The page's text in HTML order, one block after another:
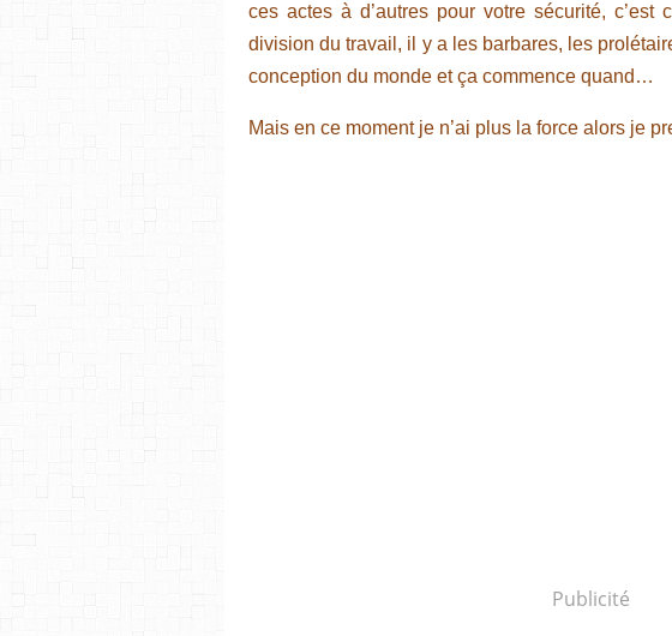
ces actes à d’autres pour votre sécurité, c’est
division du travail, il y a les barbares, les
conception du monde et ça commence quand…
Mais en ce moment je n’ai plus la force alors je
Publicité